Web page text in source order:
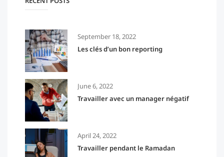
September 18, 2022
Les clés d’un bon reporting
June 6, 2022
Travailler avec un manager négatif
April 24, 2022
Travailler pendant le Ramadan